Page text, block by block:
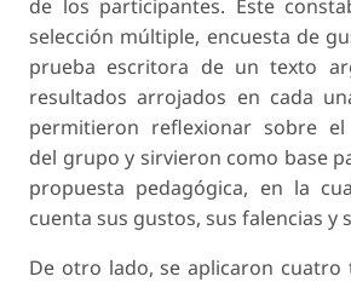
de los participantes. Este
selección múltiple, encuesta de
prueba escritora de un texto
resultados arrojados en cada
permitieron reflexionar sobre
del grupo y sirvieron como base
propuesta pedagógica, en la
cuenta sus gustos, sus falencias y
De otro lado, se aplicaron cuatro